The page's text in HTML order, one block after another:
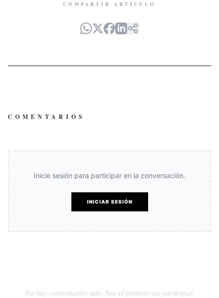
COMPARTIR ARTÍCULO
COMENTARIOS
Inicie sesión para participar en la conversación.
INICIAR SESIÓN
No hay comentarios aún. Sea el primero en participar.